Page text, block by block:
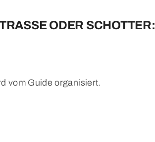
ODER SCHOTTER:
vom Guide organisiert.